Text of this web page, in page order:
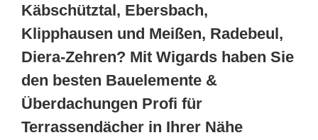
Käbschütztal, Ebersbach,
Klipphausen und Meißen, Radebeul,
Diera-Zehren? Mit Wigards haben Sie
den besten Bauelemente &
Überdachungen Profi für
Terrassendächer in Ihrer Nähe